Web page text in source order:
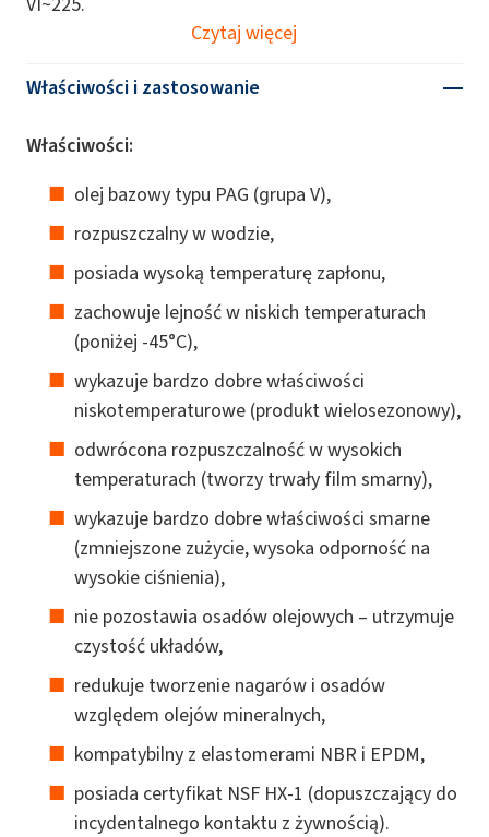
Czytaj więcej
Właściwości i zastosowanie
Właściwości:
olej bazowy typu PAG (grupa V),
rozpuszczalny w wodzie,
posiada wysoką temperaturę zapłonu,
zachowuje lejność w niskich temperaturach
(poniżej -45°C),
wykazuje bardzo dobre właściwości
niskotemperaturowe (produkt wielosezonowy),
odwrócona rozpuszczalność w wysokich
temperaturach (tworzy trwały film smarny),
wykazuje bardzo dobre właściwości smarne
(zmniejszone zużycie, wysoka odporność na
wysokie ciśnienia),
nie pozostawia osadów olejowych – utrzymuje
czystość układów,
redukuje tworzenie nagarów i osadów
względem olejów mineralnych,
kompatybilny z elastomerami NBR i EPDM,
posiada certyfikat NSF HX-1 (dopuszczający do
incydentalnego kontaktu z żywnością).